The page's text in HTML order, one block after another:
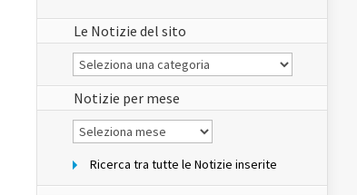
Le Notizie del sito
Le
Notizie
del
sito
Notizie per mese
Notizie
per
Ricerca tra tutte le Notizie inserite